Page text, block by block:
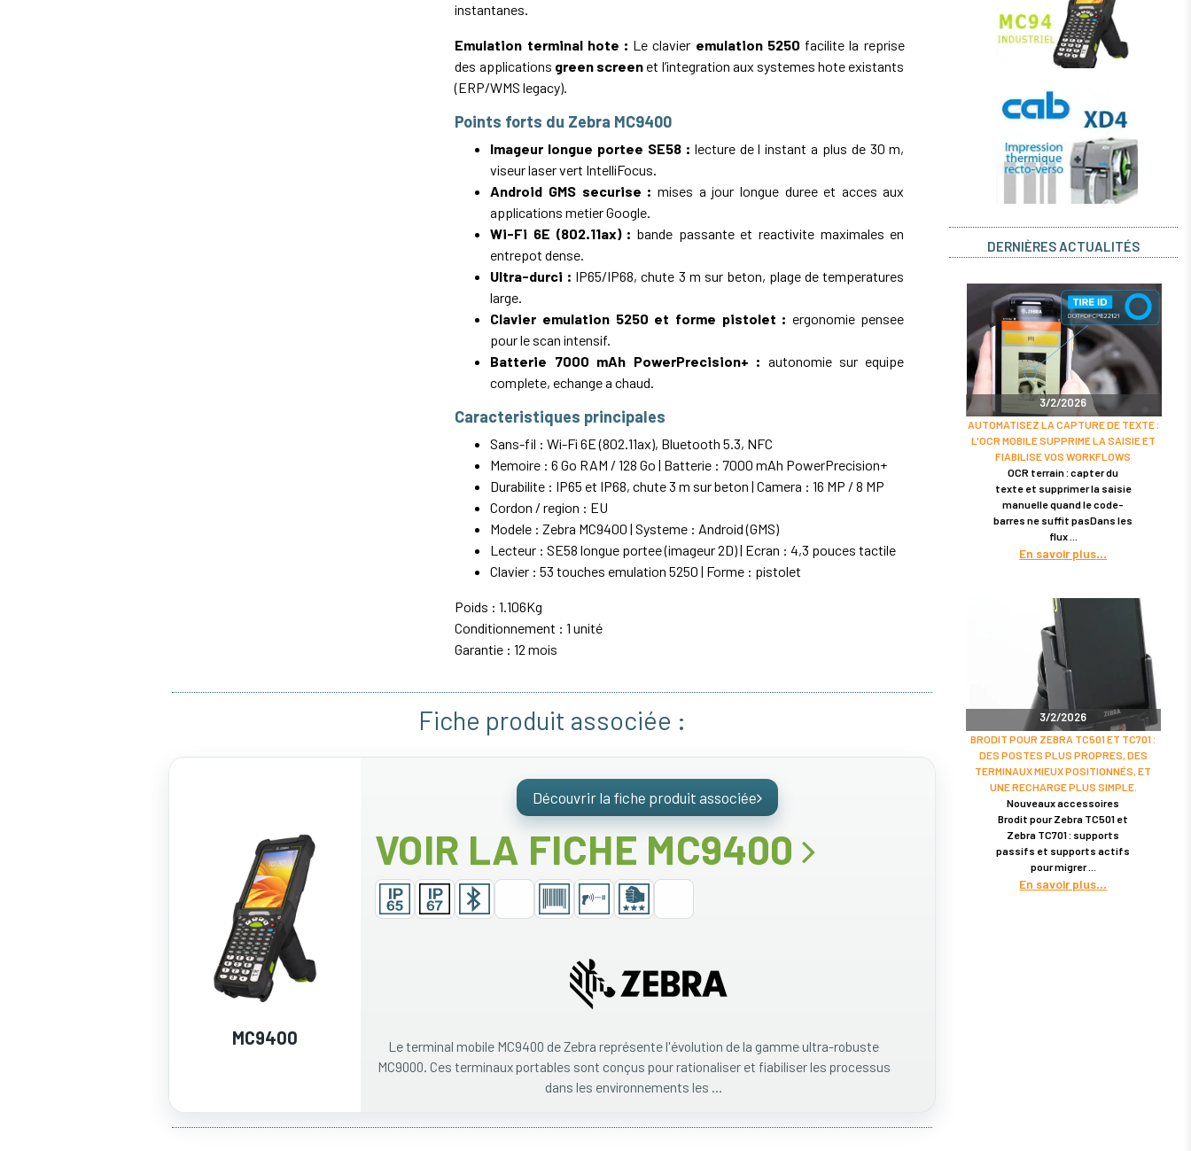
instantanes.
Emulation terminal hote : Le clavier emulation 5250 facilite la reprise
des applications green screen et l’integration aux systemes hote existants
(ERP/WMS legacy).
Points forts du Zebra MC9400
Imageur longue portee SE58 : lecture de l instant a plus de 30 m,
viseur laser vert IntelliFocus.
Android GMS securise : mises a jour longue duree et acces aux
applications metier Google.
Wi-Fi 6E (802.11ax) : bande passante et reactivite maximales en
entrepot dense.
Ultra-durci : IP65/IP68, chute 3 m sur beton, plage de temperatures
large.
Clavier emulation 5250 et forme pistolet : ergonomie pensee
pour le scan intensif.
Batterie 7000 mAh PowerPrecision+ : autonomie sur equipe
complete, echange a chaud.
Caracteristiques principales
Sans-fil : Wi-Fi 6E (802.11ax), Bluetooth 5.3, NFC
Memoire : 6 Go RAM / 128 Go | Batterie : 7000 mAh PowerPrecision+
Durabilite : IP65 et IP68, chute 3 m sur beton | Camera : 16 MP / 8 MP
Cordon / region : EU
Modele : Zebra MC9400 | Systeme : Android (GMS)
Lecteur : SE58 longue portee (imageur 2D) | Ecran : 4,3 pouces tactile
Clavier : 53 touches emulation 5250 | Forme : pistolet
Poids : 1.106Kg
Conditionnement : 1 unité
Garantie : 12 mois
Fiche produit associée :
MC9400
Découvrir la fiche produit associée
VOIR LA FICHE MC9400
Le terminal mobile MC9400 de Zebra représente l'évolution de la gamme ultra-robuste
MC9000. Ces terminaux portables sont conçus pour rationaliser et fiabiliser les processus
dans les environnements les ...
DERNIÈRES ACTUALITÉS
3/2/2026
AUTOMATISEZ LA CAPTURE DE TEXTE :
L'OCR MOBILE SUPPRIME LA SAISIE ET
FIABILISE VOS WORKFLOWS
OCR terrain : capter du
texte et supprimer la saisie
manuelle quand le code-
barres ne suffit pasDans les
flux
En savoir plus
3/2/2026
BRODIT POUR ZEBRA TC501 ET TC701 :
DES POSTES PLUS PROPRES, DES
TERMINAUX MIEUX POSITIONNÉS, ET
UNE RECHARGE PLUS SIMPLE.
Nouveaux accessoires
Brodit pour Zebra TC501 et
Zebra TC701 : supports
passifs et supports actifs
pour migrer
En savoir plus